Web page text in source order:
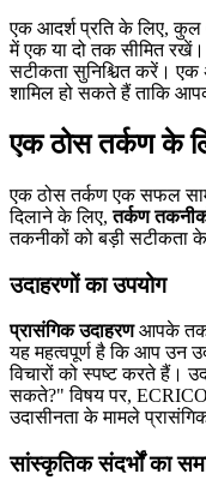
एक आदर्श प्रति के लिए, कुल
में एक या दो तक सीमित रखें।
सटीकता सुनिश्चित करें। एक
शामिल हो सकते हैं ताकि
एक ठोस तर्कण के
एक ठोस तर्कण एक सफल
दिलाने के लिए,तर्कण
तकनीकों को बड़ी सटीकता के
उदाहरणों का उपयोग
प्रासंगिक उदाहरणआपके
यह महत्वपूर्ण है कि आप उन
विचारों को स्पष्ट करते हैं।
सकते?" विषय पर,
उदासीनता के मामले
सांस्कृतिक संदर्भों का